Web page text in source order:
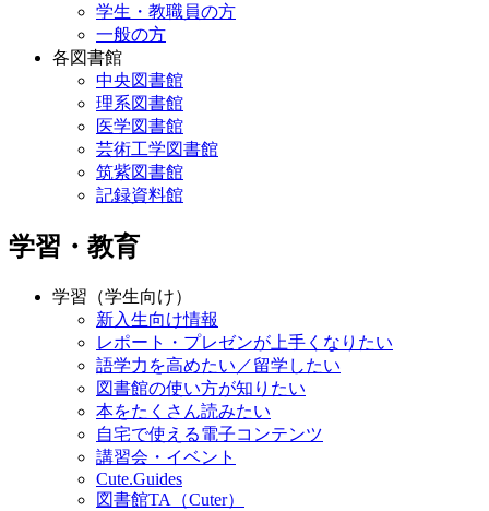
学生・教職員の方
一般の方
各図書館
中央図書館
理系図書館
医学図書館
芸術工学図書館
筑紫図書館
記録資料館
学習・教育
学習（学生向け）
新入生向け情報
レポート・プレゼンが上手くなりたい
語学力を高めたい／留学したい
図書館の使い方が知りたい
本をたくさん読みたい
自宅で使える電子コンテンツ
講習会・イベント
Cute.Guides
図書館TA（Cuter）